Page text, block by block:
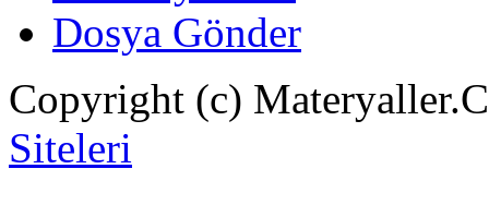
Dosya Gönder
Copyright (c)
Siteleri